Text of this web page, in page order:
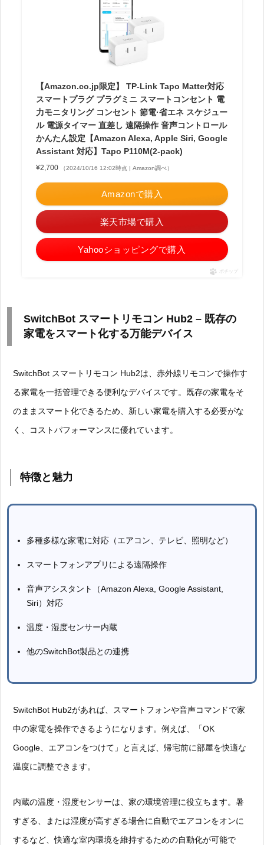
【Amazon.co.jp限定】 TP-Link Tapo Matter対応
スマートプラグ プラグミニ スマートコンセント 電
力モニタリング コンセント 節電·省エネ スケジュー
ル 電源タイマー 直差し 遠隔操作 音声コントロール
かんたん設定【Amazon Alexa, Apple Siri, Google
Assistant 対応】Tapo P110M(2-pack)
¥2,700 （2024/10/16 12:02時点 | Amazon調べ）
Amazonで購入
楽天市場で購入
Yahooショッピングで購入
ポチップ
SwitchBot スマートリモコン Hub2 – 既存の
家電をスマート化する万能デバイス
SwitchBot スマートリモコン Hub2は、赤外線リモコンで操作す
る家電を一括管理できる便利なデバイスです。既存の家電をそ
のままスマート化できるため、新しい家電を購入する必要がな
く、コストパフォーマンスに優れています。
特徴と魅力
多種多様な家電に対応（エアコン、テレビ、照明など）
スマートフォンアプリによる遠隔操作
音声アシスタント（Amazon Alexa, Google Assistant,
Siri）対応
温度・湿度センサー内蔵
他のSwitchBot製品との連携
SwitchBot Hub2があれば、スマートフォンや音声コマンドで家
中の家電を操作できるようになります。例えば、「OK
Google、エアコンをつけて」と言えば、帰宅前に部屋を快適な
温度に調整できます。
内蔵の温度・湿度センサーは、家の環境管理に役立ちます。暑
すぎる、または湿度が高すぎる場合に自動でエアコンをオンに
するなど、快適な室内環境を維持するための自動化が可能で